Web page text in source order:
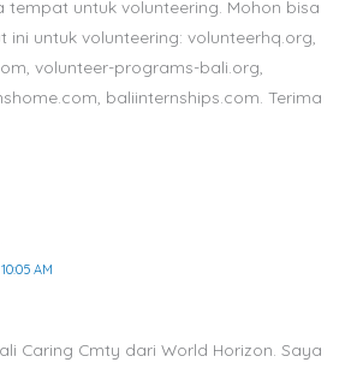
untuk volunteering. Mohon bisa
ini untuk volunteering: volunteerhq.org,
volunteer-programs-bali.org,
baliinternships.com. Terima
AM
Caring Cmty dari World Horizon. Saya